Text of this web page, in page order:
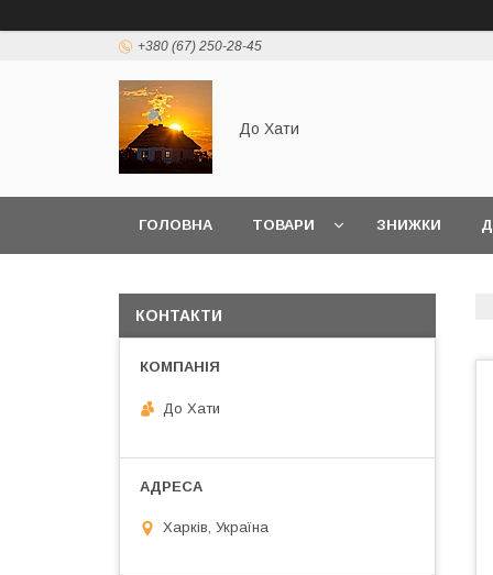
+380 (67) 250-28-45
До Хати
ГОЛОВНА ТОВАРИ ЗНИЖКИ
КОНТАКТИ
До Хати
Харків, Україна